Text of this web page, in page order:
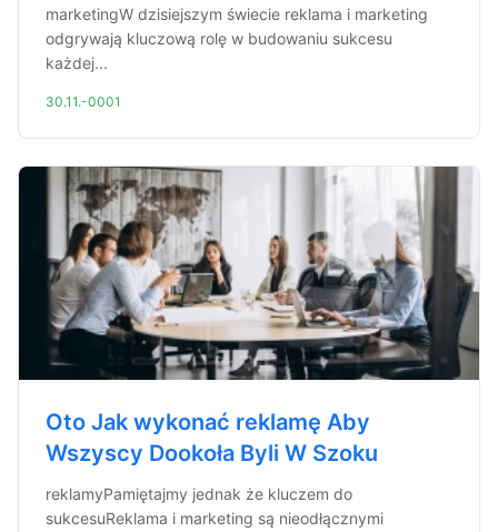
marketingW dzisiejszym świecie reklama i marketing
odgrywają kluczową rolę w budowaniu sukcesu
każdej...
30.11.-0001
Oto Jak wykonać reklamę Aby
Wszyscy Dookoła Byli W Szoku
reklamyPamiętajmy jednak że kluczem do
sukcesuReklama i marketing są nieodłącznymi